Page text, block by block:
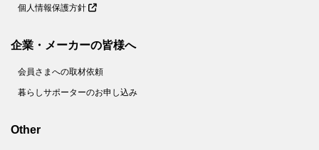
個人情報保護方針
企業・メーカーの皆様へ
会員さまへの取材依頼
暮らしサポーターのお申し込み
Other